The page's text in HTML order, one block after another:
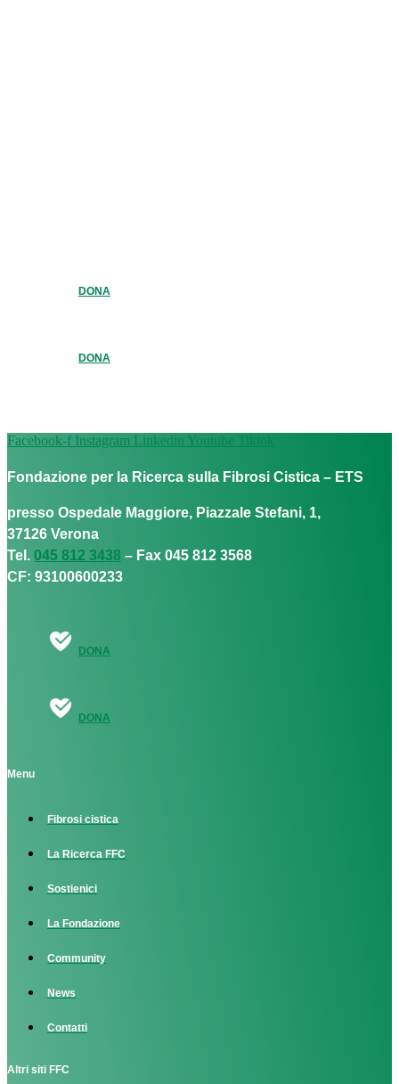
DONA
DONA
Facebook-f Instagram Linkedin Youtube Tiktok
Fondazione per la Ricerca sulla Fibrosi Cistica – ETS
presso Ospedale Maggiore, Piazzale Stefani, 1,
37126 Verona
Tel. 045 812 3438 – Fax 045 812 3568
CF: 93100600233
DONA
DONA
Menu
Fibrosi cistica
La Ricerca FFC
Sostienici
La Fondazione
Community
News
Contatti
Altri siti FFC